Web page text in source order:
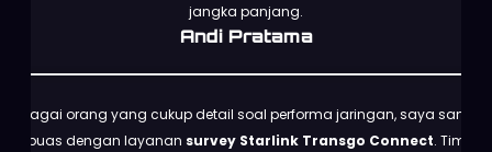
jangka panjang.
Andi Pratama
Sebagai orang yang cukup detail soal performa jaringan, saya sangat
puas dengan layanan survey Starlink Transgo Connect. Tim